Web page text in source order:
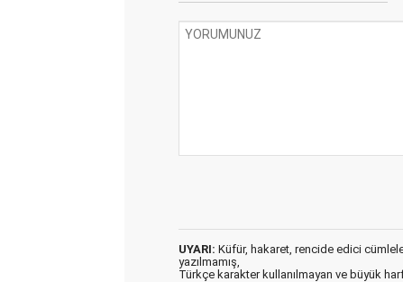
UYARI: Küfür, hakaret, rencide edici
yazılmamış,
Türkçe karakter kullanılmayan ve büyük